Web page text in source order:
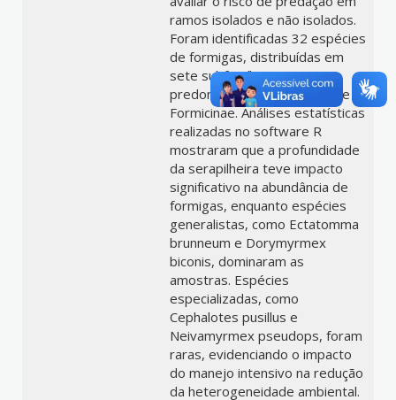
ramos isolados e não isolados.
Foram identificadas 32 espécies
de formigas, distribuídas em
sete subfamílias, com
predominância de Myrmicinae e
Formicinae. Análises estatísticas
realizadas no software R
mostraram que a profundidade
da serapilheira teve impacto
significativo na abundância de
formigas, enquanto espécies
generalistas, como Ectatomma
brunneum e Dorymyrmex
biconis, dominaram as
amostras. Espécies
especializadas, como
Cephalotes pusillus e
Neivamyrmex pseudops, foram
raras, evidenciando o impacto
do manejo intensivo na redução
da heterogeneidade ambiental.